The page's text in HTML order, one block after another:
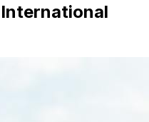
International